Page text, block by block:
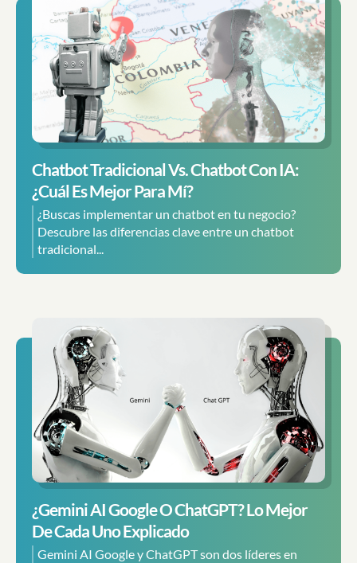
Chatbot Tradicional Vs. Chatbot Con IA:
¿cuál Es Mejor Para Mí?
¿Buscas implementar un chatbot en tu negocio?
Descubre las diferencias clave entre un chatbot
tradicional...
¿Gemini AI Google O ChatGPT? Lo Mejor
De Cada Uno Explicado
Gemini AI Google y ChatGPT son dos líderes en